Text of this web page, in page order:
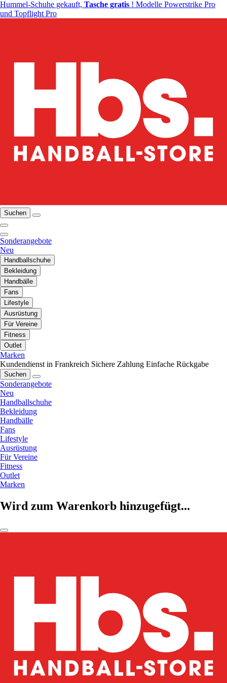
Hummel-Schuhe gekauft, Tasche gratis ! Modelle Powerstrike Pro
und Topflight Pro
Suchen
Sonderangebote
Neu
Handballschuhe
Bekleidung
Handbälle
Fans
Lifestyle
Ausrüstung
Für Vereine
Fitness
Outlet
Marken
Kundendienst in Frankreich Sichere Zahlung Einfache Rückgabe
Suchen
Sonderangebote
Neu
Handballschuhe
Bekleidung
Handbälle
Fans
Lifestyle
Ausrüstung
Für Vereine
Fitness
Outlet
Marken
Wird zum Warenkorb hinzugefügt...